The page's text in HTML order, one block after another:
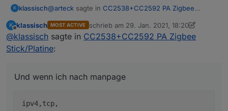
K klassisch@arteck sagte in CC2538+CC2592 PA Zigbee
@klassischsollte dann gehen
netstat -tanp
K
Offline
klassisch MOST ACTIVE schrieb am 29. Jan. 2021, 18:20
zuletzt editiert von klassisch
@klassisch sagte in CC2538+CC2592 PA Zigbee
Stick/Platine:
Und wenn ich nach manpage